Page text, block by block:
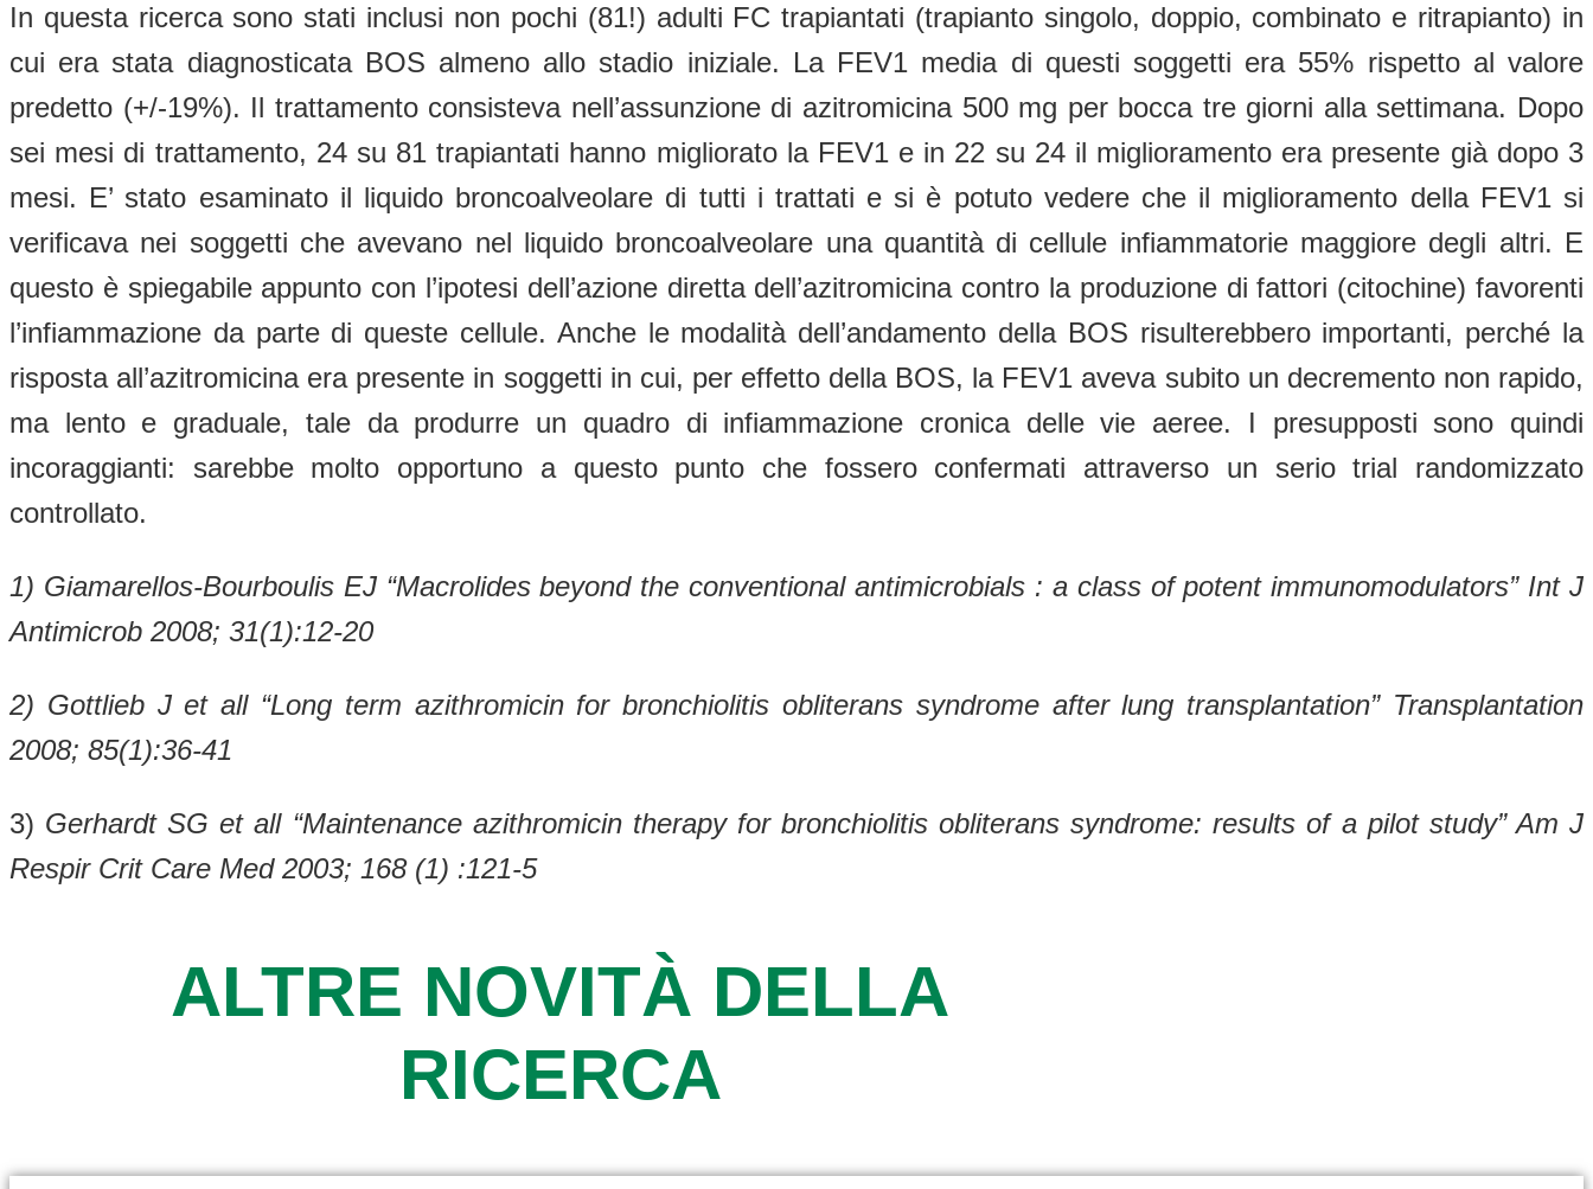
In questa ricerca sono stati inclusi non pochi (81!) adulti FC trapiantati (trapianto singolo, doppio, combinato e ritrapianto) in
cui era stata diagnosticata BOS almeno allo stadio iniziale. La FEV1 media di questi soggetti era 55% rispetto al valore
predetto (+/-19%). Il trattamento consisteva nell’assunzione di azitromicina 500 mg per bocca tre giorni alla settimana. Dopo
sei mesi di trattamento, 24 su 81 trapiantati hanno migliorato la FEV1 e in 22 su 24 il miglioramento era presente già dopo 3
mesi. E’ stato esaminato il liquido broncoalveolare di tutti i trattati e si è potuto vedere che il miglioramento della FEV1 si
verificava nei soggetti che avevano nel liquido broncoalveolare una quantità di cellule infiammatorie maggiore degli altri. E
questo è spiegabile appunto con l’ipotesi dell’azione diretta dell’azitromicina contro la produzione di fattori (citochine) favorenti
l’infiammazione da parte di queste cellule. Anche le modalità dell’andamento della BOS risulterebbero importanti, perché la
risposta all’azitromicina era presente in soggetti in cui, per effetto della BOS, la FEV1 aveva subito un decremento non rapido,
ma lento e graduale, tale da produrre un quadro di infiammazione cronica delle vie aeree. I presupposti sono quindi
incoraggianti: sarebbe molto opportuno a questo punto che fossero confermati attraverso un serio trial randomizzato
controllato.
1) Giamarellos-Bourboulis EJ “Macrolides beyond the conventional antimicrobials : a class of potent immunomodulators” Int J
Antimicrob 2008; 31(1):12-20
2) Gottlieb J et all “Long term azithromicin for bronchiolitis obliterans syndrome after lung transplantation” Transplantation
2008; 85(1):36-41
3) Gerhardt SG et all “Maintenance azithromicin therapy for bronchiolitis obliterans syndrome: results of a pilot study” Am J
Respir Crit Care Med 2003; 168 (1) :121-5
ALTRE NOVITÀ DELLA
RICERCA